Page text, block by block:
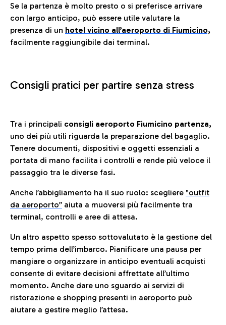
Se la partenza è molto presto o si preferisce arrivare
con largo anticipo, può essere utile valutare la
presenza di un hotel vicino all’aeroporto di Fiumicino,
facilmente raggiungibile dai terminal.
Consigli pratici per partire senza stress
Tra i principali consigli aeroporto Fiumicino partenza,
uno dei più utili riguarda la preparazione del bagaglio.
Tenere documenti, dispositivi e oggetti essenziali a
portata di mano facilita i controlli e rende più veloce il
passaggio tra le diverse fasi.
Anche l’abbigliamento ha il suo ruolo: scegliere "outfit
da aeroporto” aiuta a muoversi più facilmente tra
terminal, controlli e aree di attesa.
Un altro aspetto spesso sottovalutato è la gestione del
tempo prima dell’imbarco. Pianificare una pausa per
mangiare o organizzare in anticipo eventuali acquisti
consente di evitare decisioni affrettate all’ultimo
momento. Anche dare uno sguardo ai servizi di
ristorazione e shopping presenti in aeroporto può
aiutare a gestire meglio l’attesa.